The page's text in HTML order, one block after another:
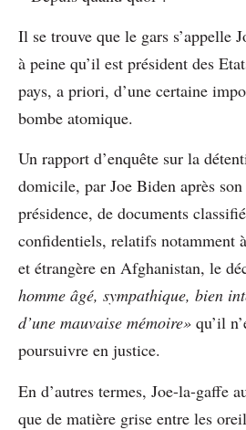
Il se trouve que le gars s’appelle
à peine qu’il est président des
pays, a priori, d’une certaine
bombe atomique.
Un rapport d’enquête sur la
domicile, par Joe Biden après
présidence, de documents
confidentiels, relatifs notamment
et étrangère en Afghanistan, le
homme âgé, sympathique, bien
d’une mauvaise mémoire» qu’il
poursuivre en justice.
En d’autres termes, Joe-la-gaffe
que de matière grise entre les